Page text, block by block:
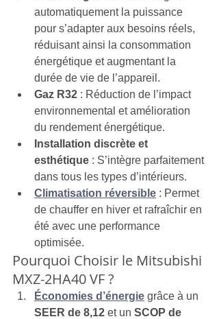
automatiquement la puissance
pour s’adapter aux besoins réels,
réduisant ainsi la consommation
énergétique et augmentant la
durée de vie de l’appareil.
Gaz R32 : Réduction de l’impact
environnemental et amélioration
du rendement énergétique.
Installation discrète et
esthétique : S’intègre parfaitement
dans tous les types d’intérieurs.
Climatisation réversible : Permet
de chauffer en hiver et rafraîchir en
été avec une performance
optimisée.
Pourquoi Choisir le Mitsubishi
MXZ-2HA40 VF ?
Économies d’énergie grâce à un
SEER de 8,12 et un SCOP de